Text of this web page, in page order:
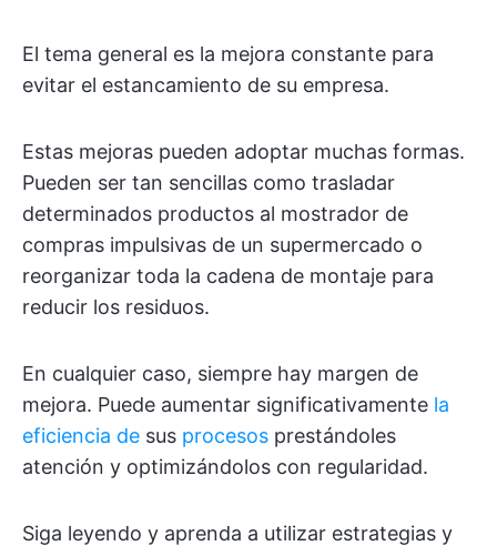
El tema general es la mejora constante para
evitar el estancamiento de su empresa.
Estas mejoras pueden adoptar muchas formas.
Pueden ser tan sencillas como trasladar
determinados productos al mostrador de
compras impulsivas de un supermercado o
reorganizar toda la cadena de montaje para
reducir los residuos.
En cualquier caso, siempre hay margen de
mejora. Puede aumentar significativamente la
eficiencia de sus procesos prestándoles
atención y optimizándolos con regularidad.
Siga leyendo y aprenda a utilizar estrategias y